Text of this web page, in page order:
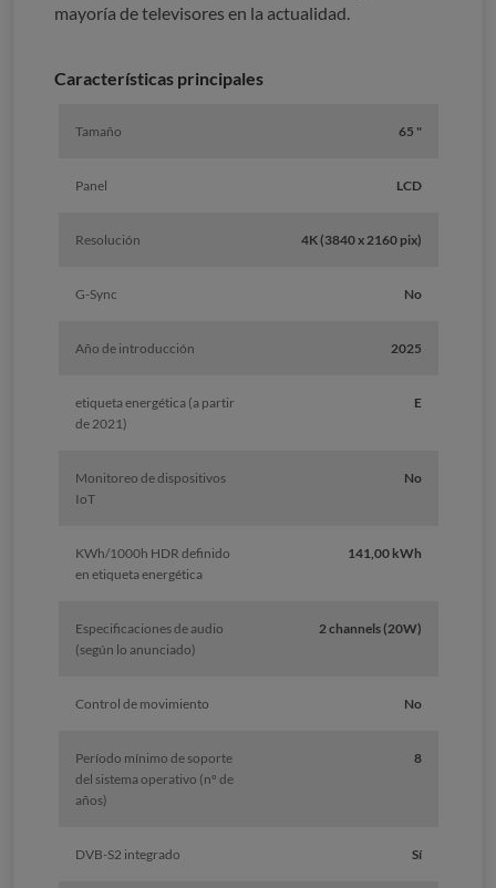
mayoría de televisores en la actualidad.
Características principales
Tamaño 65 "
Panel LCD
Resolución 4K (3840 x 2160 pix)
G-Sync No
Año de introducción 2025
etiqueta energética (a partir
de 2021)
E
Monitoreo de dispositivos
IoT
No
KWh/1000h HDR definido
en etiqueta energética
141,00 kWh
Especificaciones de audio
(según lo anunciado)
2 channels (20W)
Control de movimiento No
Período mínimo de soporte
del sistema operativo (nº de
años)
8
DVB-S2 integrado Sí